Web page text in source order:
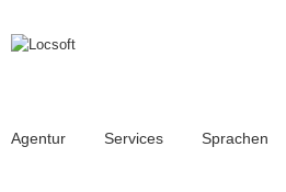
Agentur Services Sprachen